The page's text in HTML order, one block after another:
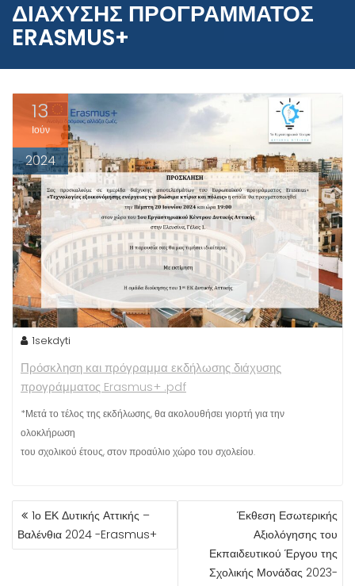
ΔΙΆΧΥΣΗΣ ΠΡΟΓΡΆΜΜΑΤΟΣ
ERASMUS+
13
Ιούν
2024
1sekdyti
Πρόσκληση και πρόγραμμα εκδήλωσης διάχυσης
προγράμματος Erasmus+ .pdf
*Μετά το τέλος της εκδήλωσης, θα ακολουθήσει γιορτή για την
ολοκλήρωση
του σχολικού έτους, στον προαύλιο χώρο του σχολείου.
ΠΛΟΉΓΗΣΗ
ΆΡΘΡΩΝ
1ο ΕΚ Δυτικής Αττικής –
Βαλένθια 2024 -Erasmus+
Έκθεση Εσωτερικής
Αξιολόγησης του
Εκπαιδευτικού Έργου της
Σχολικής Μονάδας 2023-